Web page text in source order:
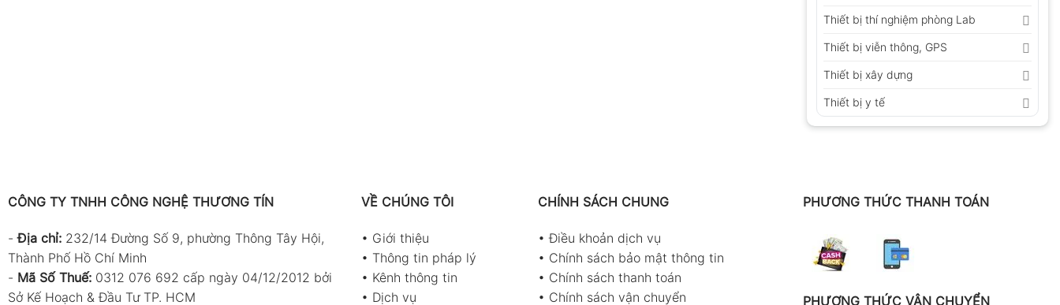
Thiết bị thí nghiệm phòng Lab
Thiết bị viễn thông, GPS
Thiết bị xây dựng
Thiết bị y tế
CÔNG TY TNHH CÔNG NGHỆ THƯƠNG TÍN
-Địa chỉ: 232/14 Đường Số 9, phường Thông Tây Hội,
Thành Phố Hồ Chí Minh
- Mã Số Thuế: 0312 076 692 cấp ngày 04/12/2012 bởi
Sở Kế Hoạch & Đầu Tư TP. HCM
VỀ CHÚNG TÔI
• Giới thiệu
• Thông tin pháp lý
• Kênh thông tin
• Dịch vụ
CHÍNH SÁCH CHUNG
•Điều khoản dịch vụ
• Chính sách bảo mật thông tin
• Chính sách thanh toán
• Chính sách vận chuyển
PHƯƠNG THỨC THANH TOÁN
PHƯƠNG THỨC VẬN CHUYỂN